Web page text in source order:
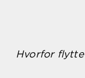
Hvorfor flytte